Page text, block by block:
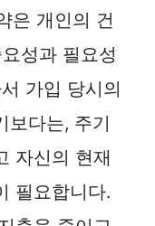
은 개인의 건
성과 필요성
가입 당시의
보다는, 주기
자신의 현재
필요합니다.